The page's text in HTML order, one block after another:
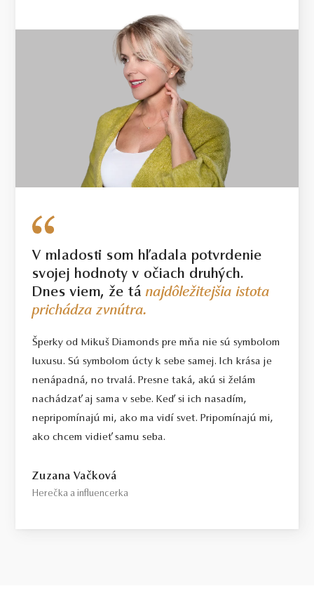
V mladosti som hľadala potvrdenie
svojej hodnoty v očiach druhých.
Dnes viem, že tánajdôležitejšia istota
prichádza zvnútra.
Šperky od Mikuš Diamonds pre mňa nie sú symbolom
luxusu. Sú symbolom úcty k sebe samej. Ich krása je
nenápadná, no trvalá. Presne taká, akú si želám
nachádzať aj sama v sebe. Keď si ich nasadím,
nepripomínajú mi, ako ma vidí svet. Pripomínajú mi,
ako chcem vidieť samu seba.
Zuzana Vačková
Herečka a influencerka